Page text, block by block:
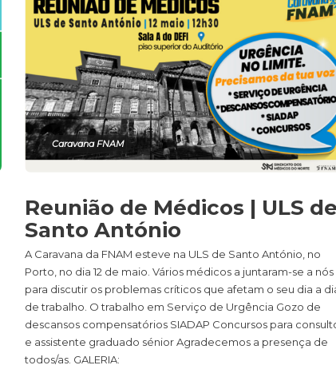
Caravana FNAM
Reunião de Médicos | ULS
Santo António
A Caravana da FNAM esteve na ULS de Santo António, no
Porto, no dia 12 de maio. Vários médicos a juntaram-se a nós
para discutir os problemas críticos que afetam o seu dia a
de trabalho. O trabalho em Serviço de Urgência Gozo de
descansos compensatórios SIADAP Concursos para
e assistente graduado sénior Agradecemos a presença de
todos/as. GALERIA: